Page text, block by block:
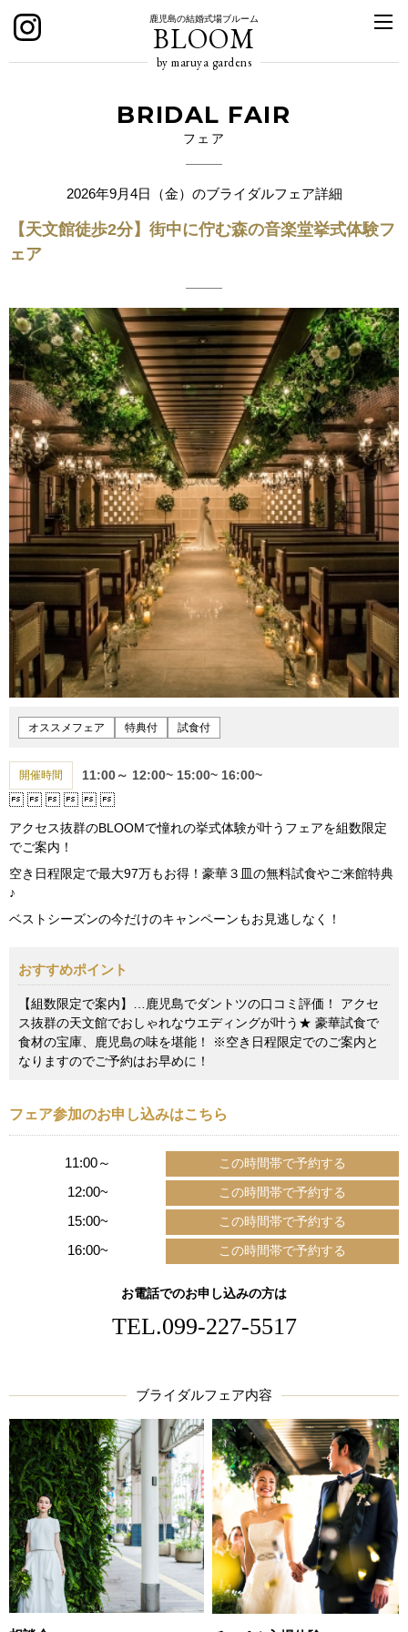
鹿児島の結婚式場ブルーム
BLOOM
by maruya gardens
BRIDAL FAIR
フェア
2026年9月4日（金）のブライダルフェア詳細
【天文館徒歩2分】街中に佇む森の音楽堂挙式体験フ
ェア
オススメフェア 特典付 試食付
開催時間 11:00～ 12:00~ 15:00~ 16:00~
アクセス抜群のBLOOMで憧れの挙式体験が叶うフェアを組数限定
でご案内！
空き日程限定で最大97万もお得！豪華３皿の無料試食やご来館特典
♪
ベストシーズンの今だけのキャンペーンもお見逃しなく！
おすすめポイント
【組数限定で案内】…鹿児島でダントツの口コミ評価！ アクセ
ス抜群の天文館でおしゃれなウエディングが叶う★ 豪華試食で
食材の宝庫、鹿児島の味を堪能！ ※空き日程限定でのご案内と
なりますのでご予約はお早めに！
フェア参加のお申し込みはこちら
11:00～
12:00~
15:00~
16:00~
お電話でのお申し込みの方は
TEL.099-227-5517
ブライダルフェア内容